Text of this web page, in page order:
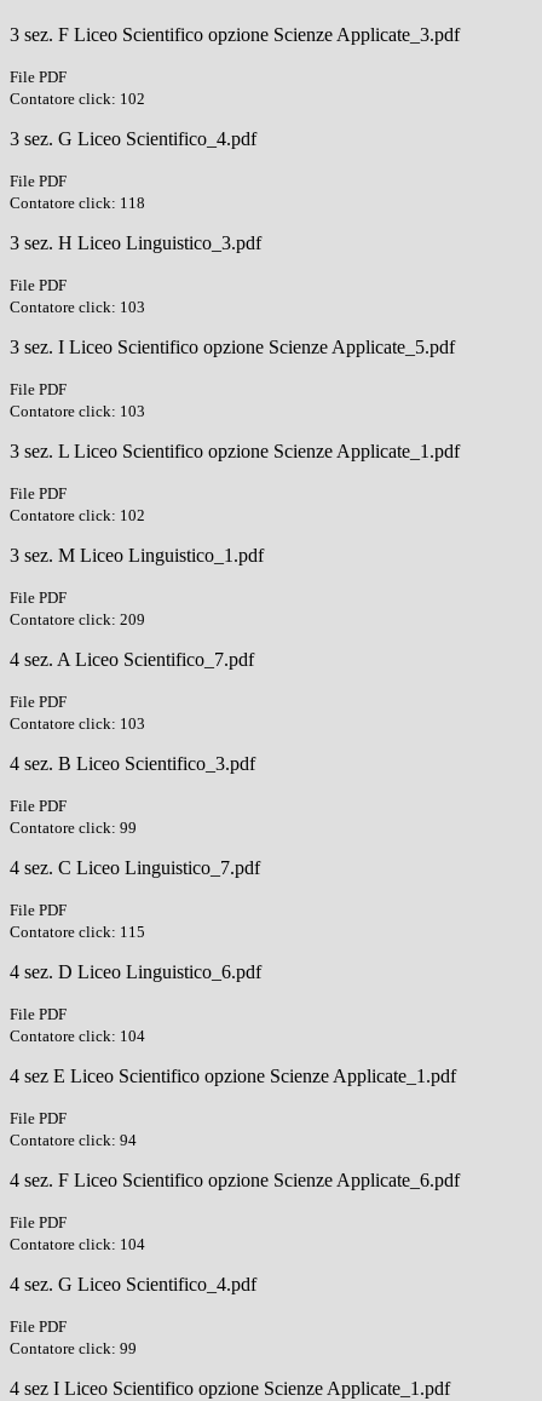
3 sez. F Liceo Scientifico opzione Scienze Applicate_3.pdf
File PDF
Contatore click: 102
3 sez. G Liceo Scientifico_4.pdf
File PDF
Contatore click: 118
3 sez. H Liceo Linguistico_3.pdf
File PDF
Contatore click: 103
3 sez. I Liceo Scientifico opzione Scienze Applicate_5.pdf
File PDF
Contatore click: 103
3 sez. L Liceo Scientifico opzione Scienze Applicate_1.pdf
File PDF
Contatore click: 102
3 sez. M Liceo Linguistico_1.pdf
File PDF
Contatore click: 209
4 sez. A Liceo Scientifico_7.pdf
File PDF
Contatore click: 103
4 sez. B Liceo Scientifico_3.pdf
File PDF
Contatore click: 99
4 sez. C Liceo Linguistico_7.pdf
File PDF
Contatore click: 115
4 sez. D Liceo Linguistico_6.pdf
File PDF
Contatore click: 104
4 sez E Liceo Scientifico opzione Scienze Applicate_1.pdf
File PDF
Contatore click: 94
4 sez. F Liceo Scientifico opzione Scienze Applicate_6.pdf
File PDF
Contatore click: 104
4 sez. G Liceo Scientifico_4.pdf
File PDF
Contatore click: 99
4 sez I Liceo Scientifico opzione Scienze Applicate_1.pdf